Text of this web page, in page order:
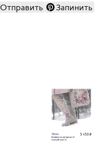
Отправить Запинить